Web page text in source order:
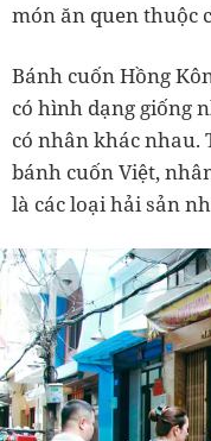
món ăn quen thuộc
Bánh cuốn Hồng
có hình dạng giống
có nhân khác
bánh cuốn Việt,
là các loại hải sản